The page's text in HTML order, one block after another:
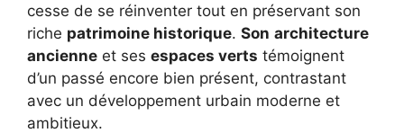
cesse de se réinventer tout en préservant son
riche patrimoine historique. Son architecture
ancienne et ses espaces verts témoignent
d’un passé encore bien présent, contrastant
avec un développement urbain moderne et
ambitieux.